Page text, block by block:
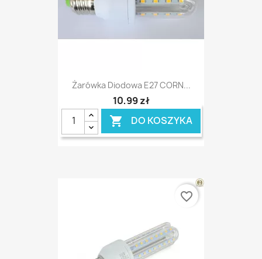
Żarówka Diodowa E27 CORN...
10,99 zł
 DO KOSZYKA
favorite_border